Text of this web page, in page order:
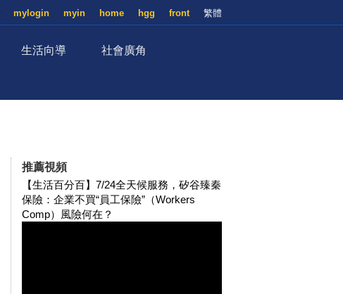
繁體
front
hgg
home
myin
mylogin
生活向導 社會廣角
推薦視頻
【生活百分百】7/24全天候服務，矽谷臻秦
保險：企業不買“員工保險”（Workers
Comp）風險何在？